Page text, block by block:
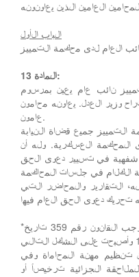
الباب الأول
العام لدى محكمة التمييز
المادة 13:
نائب عام يعين بمرسوم
وزير العدل. يعاونه محامون
عامون.
جميع قضاة النيابة
المحكمة العسكرية. وله أن
شفهية في تسيير دعوى الحق
والمحاضر التي
*عدلت الفقرة الأخيرة من المادة13 بموجب القانون رقم 359 تاريخ
المادة 79 من قانون تنظيم مهنة المحاماة وفي
الجزائية ترخيصاً أو